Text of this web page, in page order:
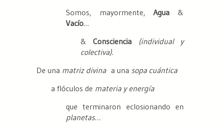
Somos, mayormente,Agua &
Vacío…
&Consciencia
(individual y
colectiva).
De una matriz divinaa una sopa cuántica
a flóculos de materia y energía
que terminaron eclosionando en
planetas…